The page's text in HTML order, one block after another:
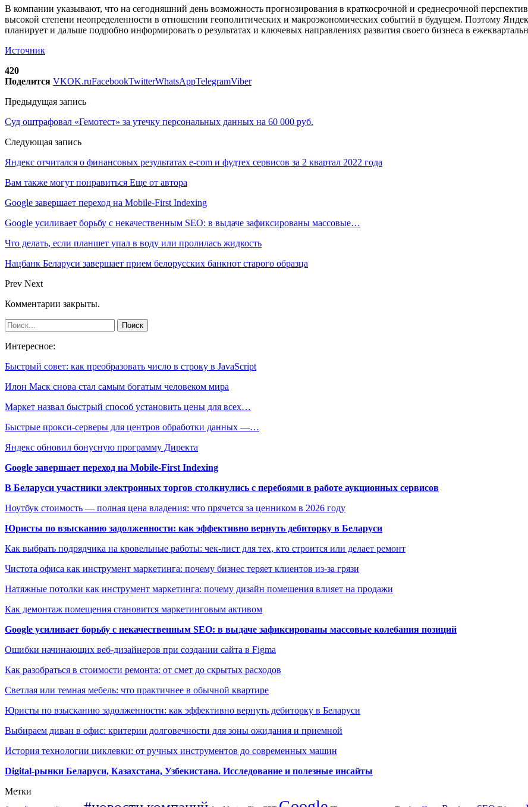
В компании указывают, что на сегодняшний день возможность прогнозирования в краткосрочной и среднесрочной
высокой степени неопределенности в отношении геополитических и макроэкономических событий в будущем. Поэтому
планирует и дальше подробно информировать о результатах и ключевых направлениях развития своего бизнеса в
Источник
420
Поделится VKOK.ruFacebookTwitterWhatsAppTelegramViber
Предыдущая запись
Суд оштрафовал «Гемотест» за утечку персональных данных на 60 000 руб.
Следующая запись
Яндекс отчитался о финансовых результатах e-com и фудтех сервисов за 2 квартал 2022 года
Вам также могут понравиться Еще от автора
Google завершает переход на Mobile-First Indexing
Google усиливает борьбу с некачественным SEO: в выдаче зафиксированы массовые…
Что делать, если планшет упал в воду или пролилась жидкость
Нацбанк Беларуси завершает прием белорусских банкнот старого образца
Prev Next
Комментарии закрыты.
Интересное:
Быстрый совет: как преобразовать число в строку в JavaScript
Илон Маск снова стал самым богатым человеком мира
Маркет назвал быстрый способ установить цены для всех…
Быстрые прокси-серверы для центров обработки данных —…
Яндекс обновил бонусную программу Директа
Google завершает переход на Mobile-First Indexing
В Беларуси участники электронных торгов столкнулись с перебоями в работе аукционных сервисов
Ноутбук стоимость — полная цена владения: что прячется за ценником в 2026 году
Юристы по взысканию задолженности: как эффективно вернуть дебиторку в Беларуси
Как выбрать подрядчика на кровельные работы: чек-лист для тех, кто строится или делает ремонт
Чистота офиса как инструмент маркетинга: почему бизнес теряет клиентов из-за грязи
Натяжные потолки как инструмент маркетинга: почему дизайн помещения влияет на продажи
Как демонтаж помещения становится маркетинговым активом
Google усиливает борьбу с некачественным SEO: в выдаче зафиксированы массовые колебания позиций
Ошибки начинающих веб-дизайнеров при создании сайта в Figma
Как разобраться в стоимости ремонта: от смет до скрытых расходов
Светлая или темная мебель: что практичнее в обычной квартире
Юристы по взысканию задолженности: как эффективно вернуть дебиторку в Беларуси
Выбираем диван в офис: критерии долговечности для зоны ожидания и приемной
История технологии циклевки: от ручных инструментов до современных машин
Digital-рынки Беларуси, Казахстана, Узбекистана. Исследование и полезные инсайты
Метки